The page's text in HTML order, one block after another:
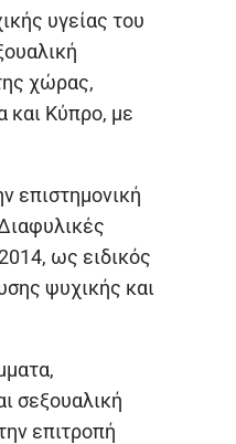
υγείας του
χώρας,
και Κύπρο, με
επιστημονική
ως ειδικός
ψυχικής και
σεξουαλική
επιτροπή